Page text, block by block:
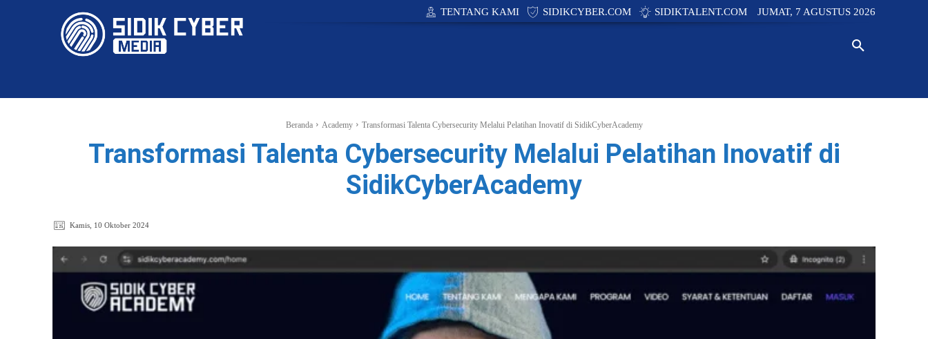
TENTANG KAMI SIDIKCYBER.COM SIDIKTALENT.COM JUMAT, 7 AGUSTUS 2026
Beranda Academy Transformasi Talenta Cybersecurity Melalui Pelatihan Inovatif di SidikCyberAcademy
Transformasi Talenta Cybersecurity Melalui Pelatihan Inovatif di
SidikCyberAcademy
Kamis, 10 Oktober 2024